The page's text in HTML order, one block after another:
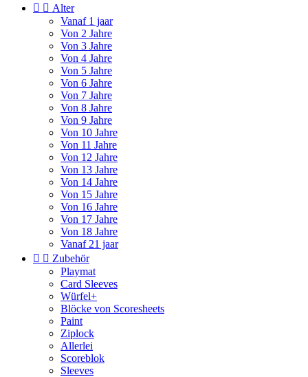
  Alter
Vanaf 1 jaar
Von 2 Jahre
Von 3 Jahre
Von 4 Jahre
Von 5 Jahre
Von 6 Jahre
Von 7 Jahre
Von 8 Jahre
Von 9 Jahre
Von 10 Jahre
Von 11 Jahre
Von 12 Jahre
Von 13 Jahre
Von 14 Jahre
Von 15 Jahre
Von 16 Jahre
Von 17 Jahre
Von 18 Jahre
Vanaf 21 jaar
  Zubehör
Playmat
Card Sleeves
Würfel+
Blöcke von Scoresheets
Paint
Ziplock
Allerlei
Scoreblok
Sleeves